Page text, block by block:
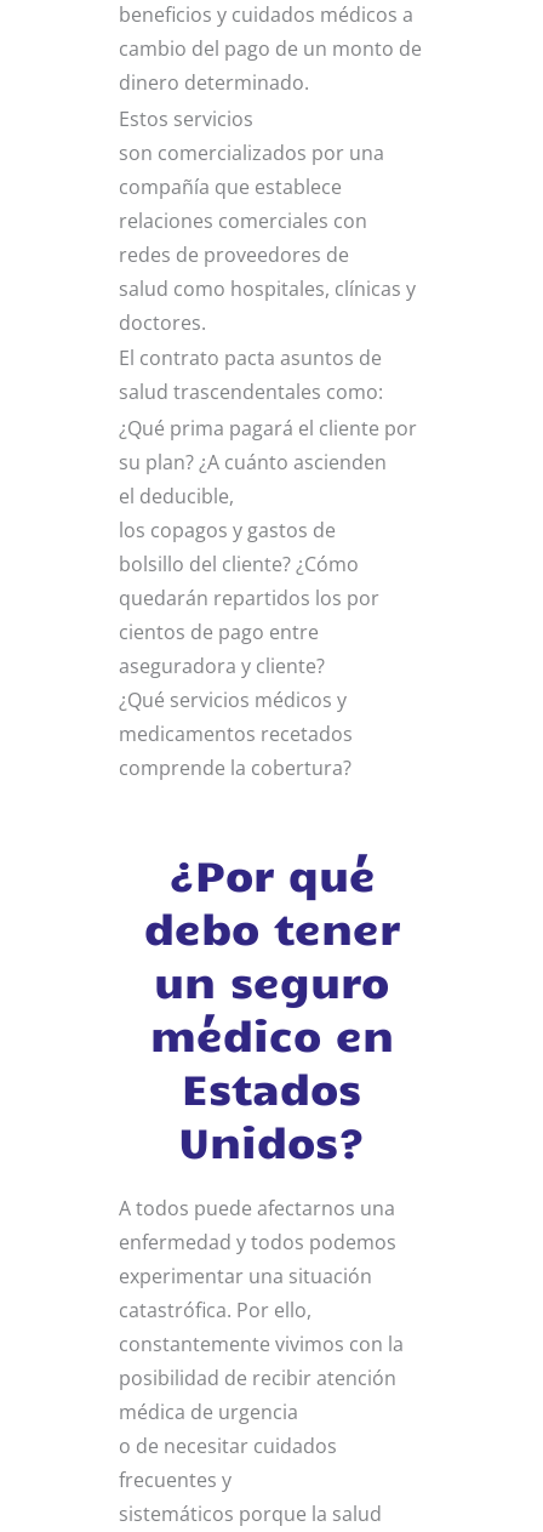
beneficios y cuidados médicos a
cambio del pago de un monto de
dinero determinado.
Estos servicios
son comercializados por una
compañía que establece
relaciones comerciales con
redes de proveedores de
salud como hospitales, clínicas y
doctores.
El contrato pacta asuntos de
salud trascendentales como:
¿Qué prima pagará el cliente por
su plan? ¿A cuánto ascienden
el deducible,
los copagos y gastos de
bolsillo del cliente? ¿Cómo
quedarán repartidos los por
cientos de pago entre
aseguradora y cliente?
¿Qué servicios médicos y
medicamentos recetados
comprende la cobertura?
¿Por qué
debo tener
un seguro
médico en
Estados
Unidos?
A todos puede afectarnos una
enfermedad y todos podemos
experimentar una situación
catastrófica. Por ello,
constantemente vivimos con la
posibilidad de recibir atención
médica de urgencia
o de necesitar cuidados
frecuentes y
sistemáticos porque la salud